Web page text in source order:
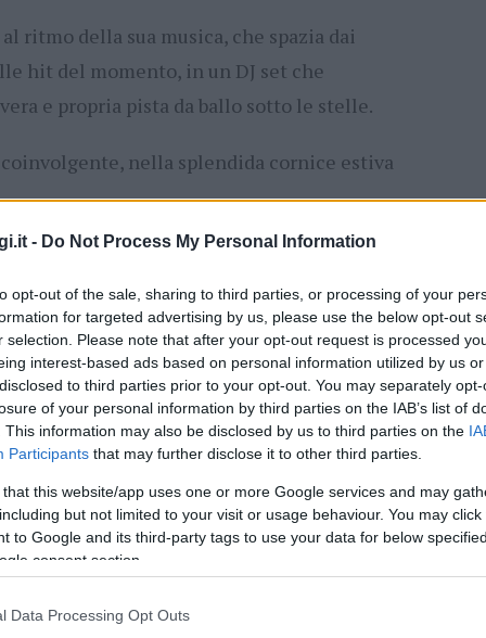
- Do Not Process My Personal Information
opt-out of the sale, sharing to third parties, or processing of your
for targeted advertising by us, please use the below opt-out
selection. Please note that after your opt-out request is processed
interest-based ads based on personal information utilized by us
to third parties prior to your opt-out. You may separately
of your personal information by third parties on the IAB’s list of
This information may also be disclosed by us to third parties on the
Participants that may further disclose it to other third parties.
that this website/app uses one or more Google services and may
but not limited to your visit or usage behaviour. You may
to Google and its third-party tags to use your data for below
consent section.
Data Processing Opt Outs
ritmo della sua musica, che spazia dai
hit del momento, in un DJ set che
e propria pista da ballo sotto le stelle.
nella splendida cornice estiva
variazioni di programma
nazionali?
mesecliccandoqui
nella sezione Logindal menù del sito